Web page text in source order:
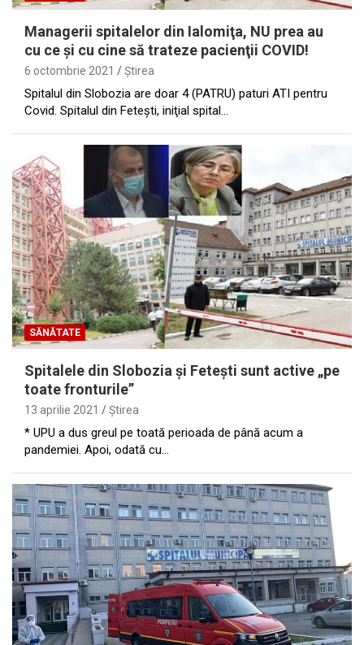
Managerii spitalelor din Ialomiţa, NU prea au
cu ce şi cu cine să trateze pacienţii COVID!
6 octombrie 2021 Ştirea
Spitalul din Slobozia are doar 4 (PATRU) paturi ATI pentru
Covid. Spitalul din Feteşti, iniţial spital…
SĂNĂTATE
Spitalele din Slobozia şi Feteşti sunt active „pe
toate fronturile”
13 aprilie 2021 Ştirea
* UPU a dus greul pe toată perioada de până acum a
pandemiei. Apoi, odată cu…